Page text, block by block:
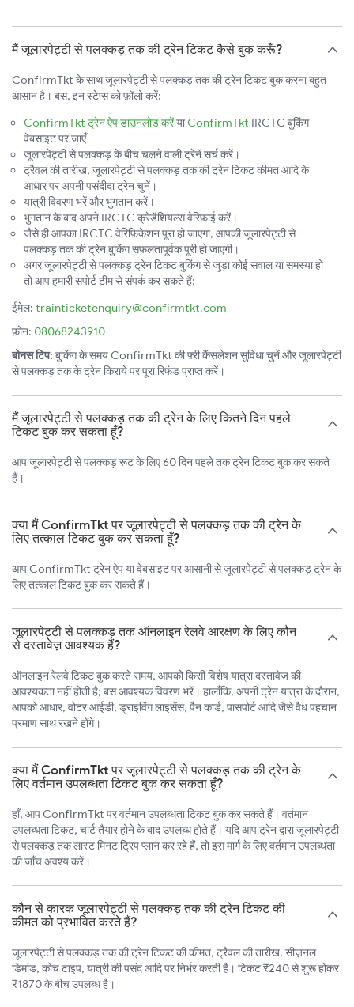
मैं जूलारपेट्टी से पलक्कड़ तक की ट्रेन टिकट कैसे बुक करूँ?
ConfirmTkt के साथ जूलारपेट्टी से पलक्कड़ तक की ट्रेन टिकट बुक करना बहुत
आसान है। बस, इन स्टेप्स को फ़ॉलो करें:
ConfirmTkt ट्रेन ऐप डाउनलोड करेंयाConfirmTkt IRCTC बुकिंग
वेबसाइट पर जाएँ
जूलारपेट्टी से पलक्कड़ के बीच चलने वाली ट्रेनें सर्च करें।
ट्रैवल की तारीख, जूलारपेट्टी से पलक्कड़ तक की ट्रेन टिकट कीमत आदि के
आधार पर अपनी पसंदीदा ट्रेन चुनें।
यात्री विवरण भरें और भुगतान करें।
भुगतान के बाद अपने IRCTC क्रेडेंशियल्स वेरिफ़ाई करें।
जैसे ही आपका IRCTC वेरिफ़िकेशन पूरा हो जाएगा, आपकी जूलारपेट्टी से
पलक्कड़ तक की ट्रेन बुकिंग सफलतापूर्वक पूरी हो जाएगी।
अगर जूलारपेट्टी से पलक्कड़ ट्रेन टिकट बुकिंग से जुड़ा कोई सवाल या समस्या हो
तो आप हमारी सपोर्ट टीम से संपर्क कर सकते हैं:
ईमेल: trainticketenquiry@confirmtkt.com
फ़ोन: 08068243910
बोनस टिप: बुकिंग के समय ConfirmTkt की फ़्री कैंसलेशन सुविधा चुनें और जूलारपेट्टी
से पलक्कड़ तक के ट्रेन किराये पर पूरा रिफंड प्राप्त करें।
मैं जूलारपेट्टी से पलक्कड़ तक की ट्रेन के लिए कितने दिन पहले
टिकट बुक कर सकता हूँ?
आप जूलारपेट्टी से पलक्कड़ रूट के लिए 60 दिन पहले तक ट्रेन टिकट बुक कर सकते
हैं।
क्या मैं ConfirmTkt पर जूलारपेट्टी से पलक्कड़ तक की ट्रेन के
लिए तत्काल टिकट बुक कर सकता हूँ?
आप ConfirmTkt ट्रेन ऐप या वेबसाइट पर आसानी से जूलारपेट्टी से पलक्कड़ ट्रेन के
लिए तत्काल टिकट बुक कर सकते हैं।
जूलारपेट्टी से पलक्कड़ तक ऑनलाइन रेलवे आरक्षण के लिए कौन
से दस्तावेज़ आवश्यक हैं?
ऑनलाइन रेलवे टिकट बुक करते समय, आपको किसी विशेष यात्रा दस्तावेज़ की
आवश्यकता नहीं होती है; बस आवश्यक विवरण भरें। हालाँकि, अपनी ट्रेन यात्रा के दौरान,
आपको आधार, वोटर आईडी, ड्राइविंग लाइसेंस, पैन कार्ड, पासपोर्ट आदि जैसे वैध पहचान
प्रमाण साथ रखने होंगे।
क्या मैं ConfirmTkt पर जूलारपेट्टी से पलक्कड़ तक की ट्रेन के
लिए वर्तमान उपलब्धता टिकट बुक कर सकता हूँ?
हाँ, आप ConfirmTkt पर वर्तमान उपलब्धता टिकट बुक कर सकते हैं। वर्तमान
उपलब्धता टिकट, चार्ट तैयार होने के बाद उपलब्ध होते हैं। यदि आप ट्रेन द्वारा जूलारपेट्टी
से पलक्कड़ तक लास्ट मिनट ट्रिप प्लान कर रहे हैं, तो इस मार्ग के लिए वर्तमान उपलब्धता
की जाँच अवश्य करें।
कौन से कारक जूलारपेट्टी से पलक्कड़ तक की ट्रेन टिकट की
कीमत को प्रभावित करते हैं?
जूलारपेट्टी से पलक्कड़ तक की ट्रेन टिकट की कीमत, ट्रैवल की तारीख, सीज़नल
डिमांड, कोच टाइप, यात्री की पसंद आदि पर निर्भर करती है। टिकट ₹240 से शुरू होकर
₹1870 के बीच उपलब्ध है।